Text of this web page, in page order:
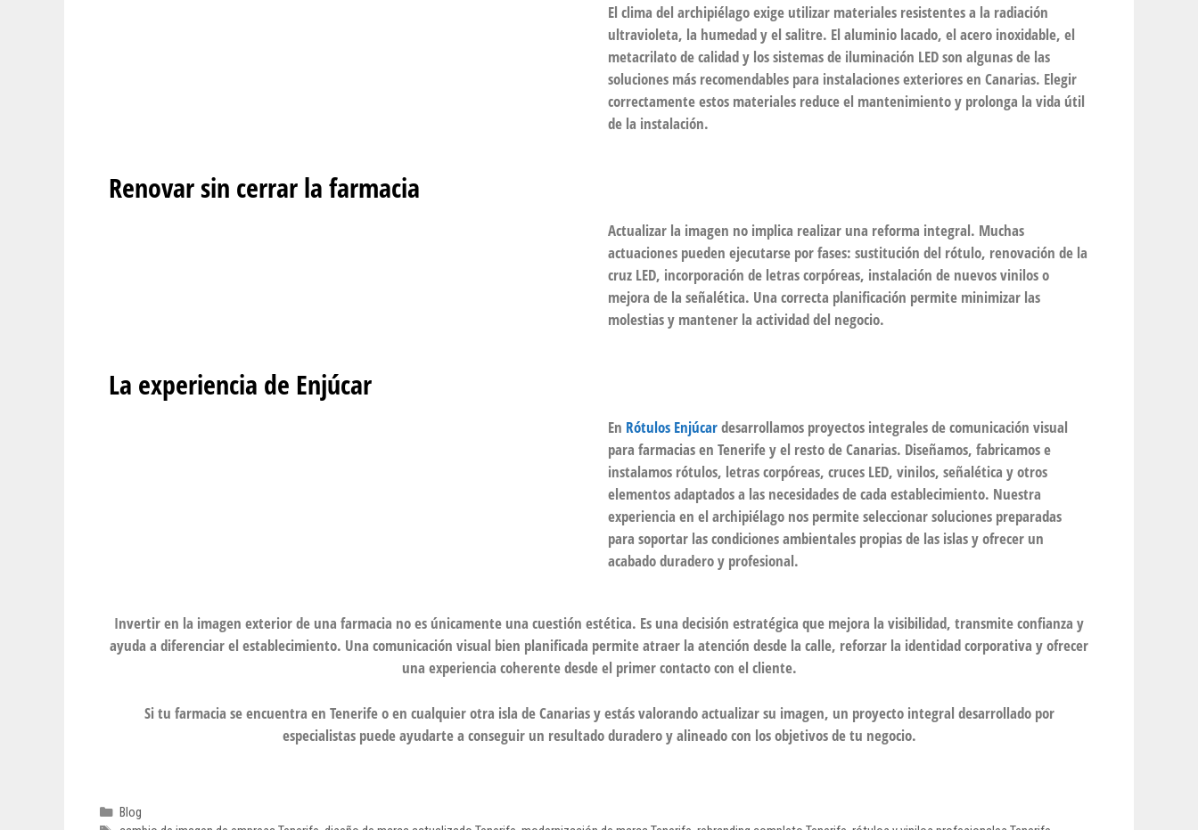
El clima del archipiélago exige utilizar materiales resistentes a la radiación
ultravioleta, la humedad y el salitre. El aluminio lacado, el acero inoxidable, el
metacrilato de calidad y los sistemas de iluminación LED son algunas de las
soluciones más recomendables para instalaciones exteriores en Canarias. Elegir
correctamente estos materiales reduce el mantenimiento y prolonga la vida útil
de la instalación.
Renovar sin cerrar la farmacia
Actualizar la imagen no implica realizar una reforma integral. Muchas
actuaciones pueden ejecutarse por fases: sustitución del rótulo, renovación de la
cruz LED, incorporación de letras corpóreas, instalación de nuevos vinilos o
mejora de la señalética. Una correcta planificación permite minimizar las
molestias y mantener la actividad del negocio.
La experiencia de Enjúcar
En Rótulos Enjúcardesarrollamos proyectos integrales de comunicación visual
para farmacias en Tenerife y el resto de Canarias. Diseñamos, fabricamos e
instalamos rótulos, letras corpóreas, cruces LED, vinilos, señalética y otros
elementos adaptados a las necesidades de cada establecimiento. Nuestra
experiencia en el archipiélago nos permite seleccionar soluciones preparadas
para soportar las condiciones ambientales propias de las islas y ofrecer un
acabado duradero y profesional.
Invertir en la imagen exterior de una farmacia no es únicamente una cuestión estética. Es una decisión estratégica que mejora la visibilidad, transmite confianza y
ayuda a diferenciar el establecimiento. Una comunicación visual bien planificada permite atraer la atención desde la calle, reforzar la identidad corporativa y ofrecer
una experiencia coherente desde el primer contacto con el cliente.
Si tu farmacia se encuentra en Tenerife o en cualquier otra isla de Canarias y estás valorando actualizar su imagen, un proyecto integral desarrollado por
especialistas puede ayudarte a conseguir un resultado duradero y alineado con los objetivos de tu negocio.
Blog